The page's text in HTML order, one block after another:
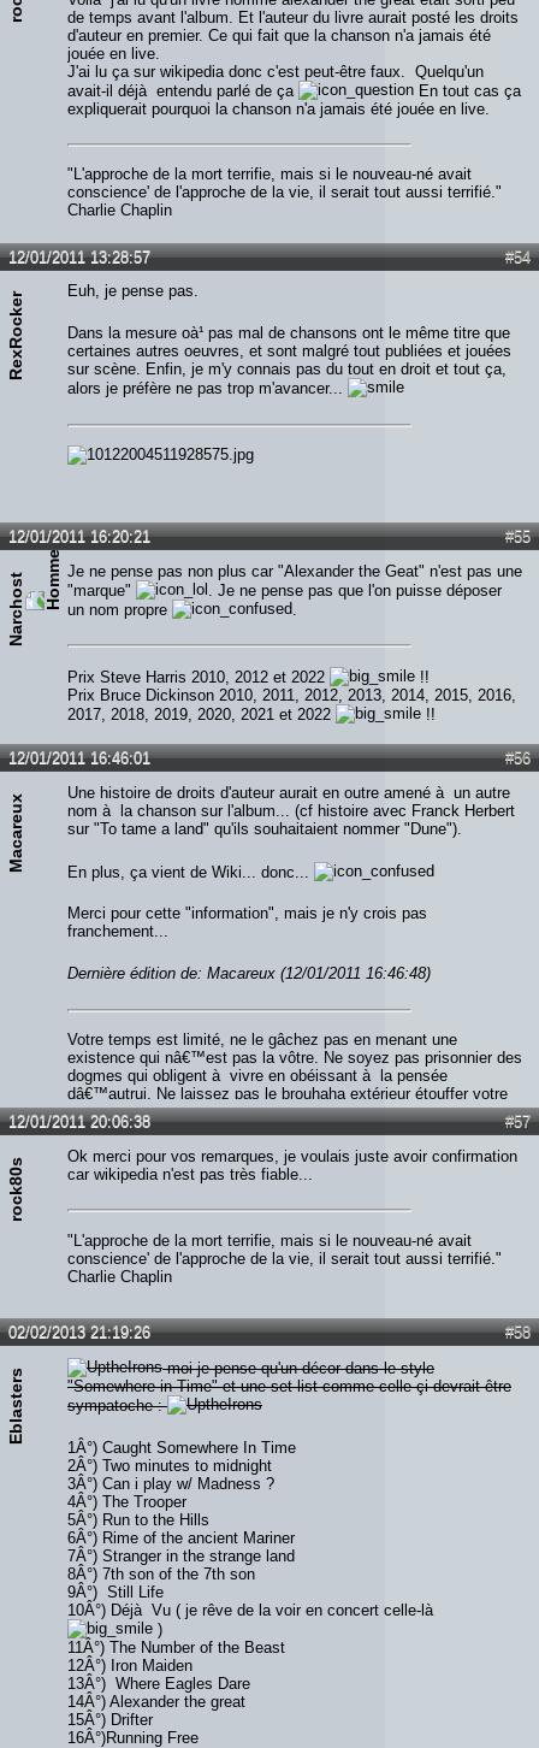
de temps avant l'album. Et l'auteur du livre aurait posté les droits
d'auteur en premier. Ce qui fait que la chanson n'a jamais été
jouée en live.
J'ai lu ça sur wikipedia donc c'est peut-être faux. Quelqu'un
avait-il déjà entendu parlé de ça
En tout cas ça
expliquerait pourquoi la chanson n'a jamais été jouée en live.
"L'approche de la mort terrifie, mais si le nouveau-né avait
conscience' de l'approche de la vie, il serait tout aussi terrifié."
Charlie Chaplin
#54
12/01/2011 13:28:57
RexRocker
Euh, je pense pas.
Dans la mesure oà¹ pas mal de chansons ont le même titre que
certaines autres oeuvres, et sont malgré tout publiées et jouées
sur scène. Enfin, je m'y connais pas du tout en droit et tout ça,
alors je préfère ne pas trop m'avancer...
#55
12/01/2011 16:20:21
Narchost
Je ne pense pas non plus car "Alexander the Geat" n'est pas une
"marque"
. Je ne pense pas que l'on puisse déposer
un nom propre
.
Prix Steve Harris 2010, 2012 et 2022
!!
Prix Bruce Dickinson 2010, 2011, 2012, 2013, 2014, 2015, 2016,
2017, 2018, 2019, 2020, 2021 et 2022
!!
#56
12/01/2011 16:46:01
Macareux
Une histoire de droits d'auteur aurait en outre amené à un autre
nom à la chanson sur l'album... (cf histoire avec Franck Herbert
sur "To tame a land" qu'ils souhaitaient nommer "Dune").
En plus, ça vient de Wiki... donc...
Merci pour cette "information", mais je n'y crois pas
franchement...
Dernière édition de: Macareux (12/01/2011 16:46:48)
Votre temps est limité, ne le gâchez pas en menant une
existence qui nâ€™est pas la vôtre. Ne soyez pas prisonnier des
dogmes qui obligent à vivre en obéissant à la pensée
dâ€™autrui. Ne laissez pas le brouhaha extérieur étouffer votre
voix intérieure. Ayez le courage de suivre votre cÅ“ur et votre
intuition. Lâ€™un et lâ€™autre savent ce que vous voulez
réellement devenir. Le reste est secondaire.
#57
12/01/2011 20:06:38
rock80s
Ok merci pour vos remarques, je voulais juste avoir confirmation
car wikipedia n'est pas très fiable...
"L'approche de la mort terrifie, mais si le nouveau-né avait
conscience' de l'approche de la vie, il serait tout aussi terrifié."
Charlie Chaplin
#58
02/02/2013 21:19:26
Eblasters
moi je pense qu'un décor dans le style
"Somewhere in Time" et une set-list comme celle-çi devrait être
sympatoche :
1Â°) Caught Somewhere In Time
2Â°) Two minutes to midnight
3Â°) Can i play w/ Madness ?
4Â°) The Trooper
5Â°) Run to the Hills
6Â°) Rime of the ancient Mariner
7Â°) Stranger in the strange land
8Â°) 7th son of the 7th son
9Â°) Still Life
10Â°) Déjà Vu ( je rêve de la voir en concert celle-là
)
11Â°) The Number of the Beast
12Â°) Iron Maiden
13Â°) Where Eagles Dare
14Â°) Alexander the great
15Â°) Drifter
16Â°)Running Free